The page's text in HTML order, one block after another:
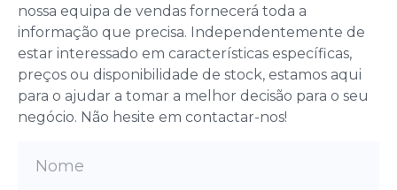
nossa equipa de vendas fornecerá toda a
informação que precisa. Independentemente de
estar interessado em características específicas,
preços ou disponibilidade de stock, estamos aqui
para o ajudar a tomar a melhor decisão para o seu
negócio. Não hesite em contactar-nos!